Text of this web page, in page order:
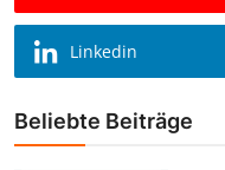
Linkedin
Beliebte Beiträge